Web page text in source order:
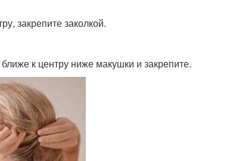
закрепите заколкой.
к центру ниже макушки и закрепите.